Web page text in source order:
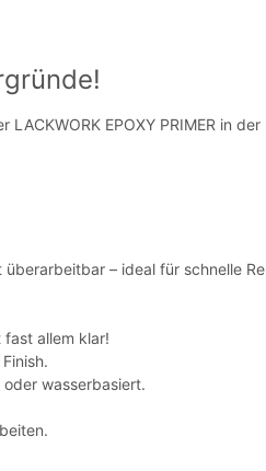
EPOXY PRIMER in
– ideal für schnelle
allem klar!
wasserbasiert.